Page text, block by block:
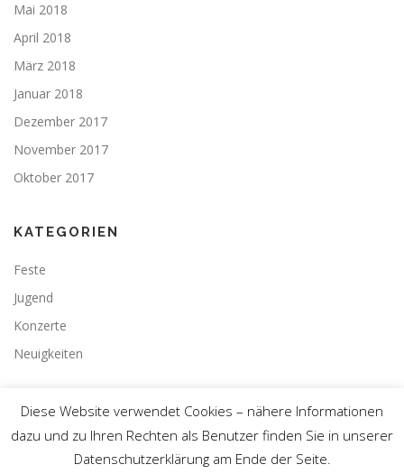
Mai 2018
April 2018
März 2018
Januar 2018
Dezember 2017
November 2017
Oktober 2017
KATEGORIEN
Feste
Jugend
Konzerte
Neuigkeiten
Diese Website verwendet Cookies – nähere Informationen
dazu und zu Ihren Rechten als Benutzer finden Sie in unserer
Datenschutzerklärung am Ende der Seite.